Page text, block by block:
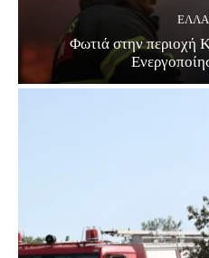
Φωτιά στην περιοχή